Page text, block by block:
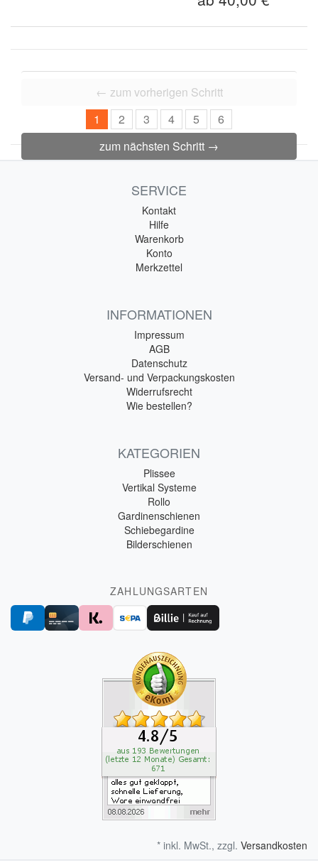
← zum vorherigen Schritt
1
2 3 4 5
6
zum nächsten Schritt →
SERVICE
Kontakt
Hilfe
Warenkorb
Konto
Merkzettel
INFORMATIONEN
Impressum
AGB
Datenschutz
Versand- und Verpackungskosten
Widerrufsrecht
Wie bestellen?
KATEGORIEN
Plissee
Vertikal Systeme
Rollo
Gardinenschienen
Schiebegardine
Bilderschienen
ZAHLUNGSARTEN
* inkl. MwSt., zzgl. Versandkosten